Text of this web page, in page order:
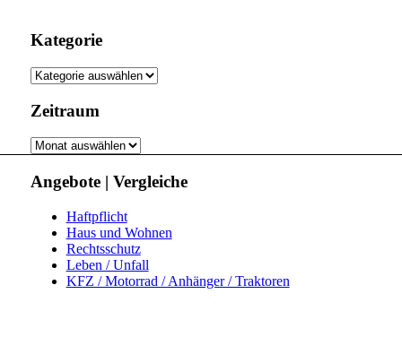
Kategorie
Kategorie
Zeitraum
Zeitraum
Angebote | Vergleiche
Haftpflicht
Haus und Wohnen
Rechtsschutz
Leben / Unfall
KFZ / Motorrad / Anhänger / Traktoren